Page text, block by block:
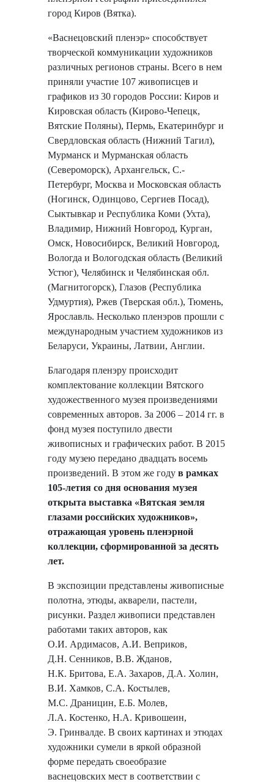
город Киров (Вятка).
«Васнецовский пленэр» способствует
творческой коммуникации художников
различных регионов страны. Всего в нем
приняли участие 107 живописцев и
графиков из 30 городов России: Киров и
Кировская область (Кирово-Чепецк,
Вятские Поляны), Пермь, Екатеринбург и
Свердловская область (Нижний Тагил),
Мурманск и Мурманская область
(Североморск), Архангельск, С.-
Петербург, Москва и Московская область
(Ногинск, Одинцово, Сергиев Посад),
Сыктывкар и Республика Коми (Ухта),
Владимир, Нижний Новгород, Курган,
Омск, Новосибирск, Великий Новгород,
Вологда и Вологодская область (Великий
Устюг), Челябинск и Челябинская обл.
(Магнитогорск), Глазов (Республика
Удмуртия), Ржев (Тверская обл.), Тюмень,
Ярославль. Несколько пленэров прошли с
международным участием художников из
Беларуси, Украины, Латвии, Англии.
Благодаря пленэру происходит
комплектование коллекции Вятского
художественного музея произведениями
современных авторов. За 2006 – 2014 гг. в
фонд музея поступило двести
живописных и графических работ. В 2015
году музею передано двадцать восемь
произведений. В этом же году в рамках
105-летия со дня основания музея
открыта выставка «Вятская земля
глазами российских художников»,
отражающая уровень пленэрной
коллекции, сформированной за десять
лет.
В экспозиции представлены живописные
полотна, этюды, акварели, пастели,
рисунки. Раздел живописи представлен
работами таких авторов, как
О.И. Ардимасов, А.И. Веприков,
Д.Н. Сенников, В.В. Жданов,
Н.К. Бритова, Е.А. Захаров, Д.А. Холин,
В.И. Хамков, С.А. Костылев,
М.С. Драницин, Е.Б. Молев,
Л.А. Костенко, Н.А. Кривошеин,
Э. Гринвалде. В своих картинах и этюдах
художники сумели в яркой образной
форме передать своеобразие
васнецовских мест в соответствии с